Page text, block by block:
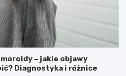
– jakie objawy
Diagnostyka i różnice